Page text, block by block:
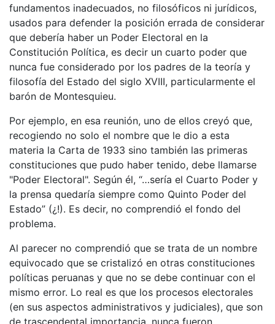
fundamentos inadecuados, no filosóficos ni jurídicos,
usados para defender la posición errada de considerar
que debería haber un Poder Electoral en la
Constitución Política, es decir un cuarto poder que
nunca fue considerado por los padres de la teoría y
filosofía del Estado del siglo XVIII, particularmente el
barón de Montesquieu.
Por ejemplo, en esa reunión, uno de ellos creyó que,
recogiendo no solo el nombre que le dio a esta
materia la Carta de 1933 sino también las primeras
constituciones que pudo haber tenido, debe llamarse
"Poder Electoral". Según él, “…sería el Cuarto Poder y
la prensa quedaría siempre como Quinto Poder del
Estado” (¿!). Es decir, no comprendió el fondo del
problema.
Al parecer no comprendió que se trata de un nombre
equivocado que se cristalizó en otras constituciones
políticas peruanas y que no se debe continuar con el
mismo error. Lo real es que los procesos electorales
(en sus aspectos administrativos y judiciales), que son
de trascendental importancia, nunca fueron